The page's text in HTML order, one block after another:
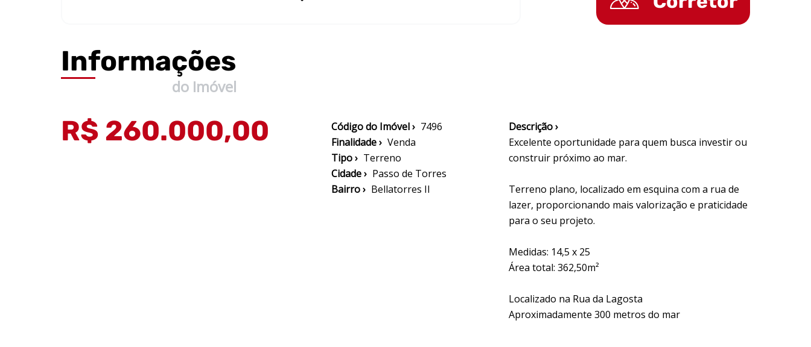
Informações
do Imóvel
R$ 260.000,00 Código do Imóvel › 7496
Finalidade › Venda
Tipo › Terreno
Cidade › Passo de Torres
Bairro › Bellatorres II
Descrição ›
Excelente oportunidade para quem busca investir ou
construir próximo ao mar.
Terreno plano, localizado em esquina com a rua de
lazer, proporcionando mais valorização e praticidade
para o seu projeto.
Medidas: 14,5 x 25
Área total: 362,50m²
Localizado na Rua da Lagosta
Aproximadamente 300 metros do mar